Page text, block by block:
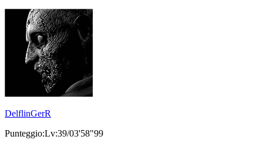
DelflinGerR
Punteggio:Lv:39/03'58"99